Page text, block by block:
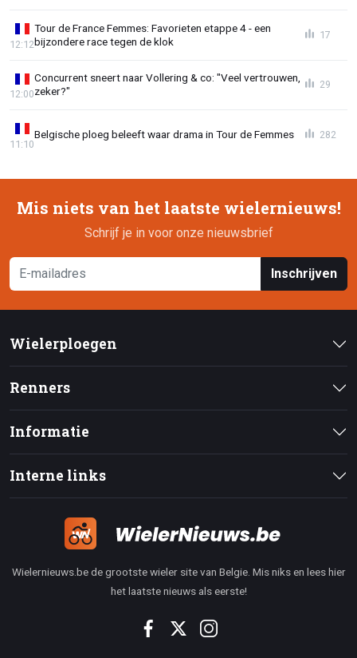
Tour de France Femmes: Favorieten etappe 4 - een
bijzondere race tegen de klok
12:12
17
Concurrent sneert naar Vollering & co: "Veel vertrouwen,
zeker?"
12:00
29
Belgische ploeg beleeft waar drama in Tour de Femmes
11:10
282
Mis niets van het laatste wielernieuws!
Schrijf je in voor onze nieuwsbrief
Inschrijven
Wielerploegen
Renners
Informatie
Interne links
Wielernieuws.be de grootste wieler site van Belgie. Mis niks en lees hier
het laatste nieuws als eerste!